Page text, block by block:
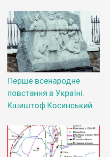
Перше всенародне
повстання в Україні.
Кшиштоф Косинський